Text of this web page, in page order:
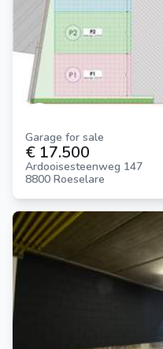
Garage for sale
€ 17.500
Ardooisesteenweg 147
8800 Roeselare